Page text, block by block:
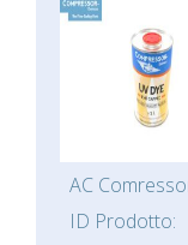
AC
ID Prodotto: